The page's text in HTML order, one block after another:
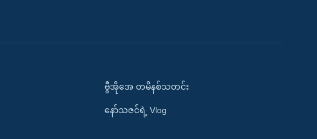
ဗွီအိုအေ တမိနစ်သတင်း
နော်သဇင်ရဲ့ Vlog